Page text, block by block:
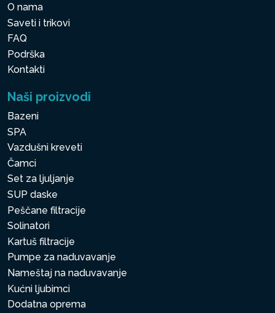
O nama
Saveti i trikovi
FAQ
Podrška
Kontakti
Naši proizvodi
Bazeni
SPA
Vazdušni kreveti
Čamci
Set za ljuljanje
SUP daske
Peščane filtracije
Solinatori
Kartuš filtracije
Pumpe za naduvavanje
Nameštaj na naduvavanje
Kućni ljubimci
Dodatna oprema